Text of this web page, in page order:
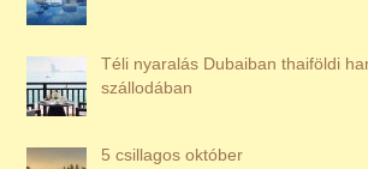
Téli nyaralás Dubaiban thaiföldi
szállodában
5 csillagos október